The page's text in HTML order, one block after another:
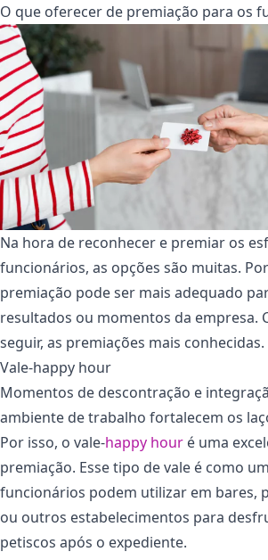
O que oferecer de premiação para os
Na hora de reconhecer e premiar os
funcionários, as opções são muitas.
premiação pode ser mais adequado
resultados ou momentos da empresa.
seguir, as premiações mais conhecidas.
Vale-happy hour
Momentos de descontração e
ambiente de trabalho fortalecem os
Por isso, o vale-happy hour é uma
premiação. Esse tipo de vale é como
funcionários podem utilizar em bares,
ou outros estabelecimentos para
petiscos após o expediente.